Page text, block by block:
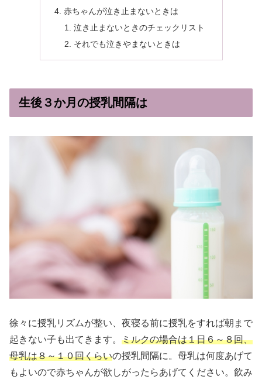
赤ちゃんが泣き止まないときは
泣き止まないときのチェックリスト
それでも泣きやまないときは
生後３か月の授乳間隔は
徐々に授乳リズムが整い、夜寝る前に授乳をすれば朝まで
起きない子も出てきます。 ミルクの場合は１日６～８回、
母乳は８～１０回くらいの授乳間隔に。母乳は何度あげて
もよいので赤ちゃんが欲しがったらあげてください。飲み